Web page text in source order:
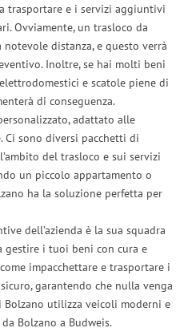
trasportare e i servizi aggiuntivi
Ovviamente, un trasloco da
notevole distanza, e questo verrà
Inoltre, se hai molti beni
e scatole piene di
di conseguenza.
adattato alle
Ci sono diversi pacchetti di
del trasloco e sui servizi
un piccolo appartamento o
ha la soluzione perfetta per
dell’azienda è la sua squadra
i tuoi beni con cura e
impacchettare e trasportare i
garantendo che nulla venga
Bolzano utilizza veicoli moderni e
Bolzano a Budweis.